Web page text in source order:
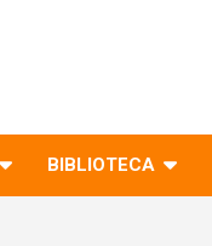
BIBLIOTECA